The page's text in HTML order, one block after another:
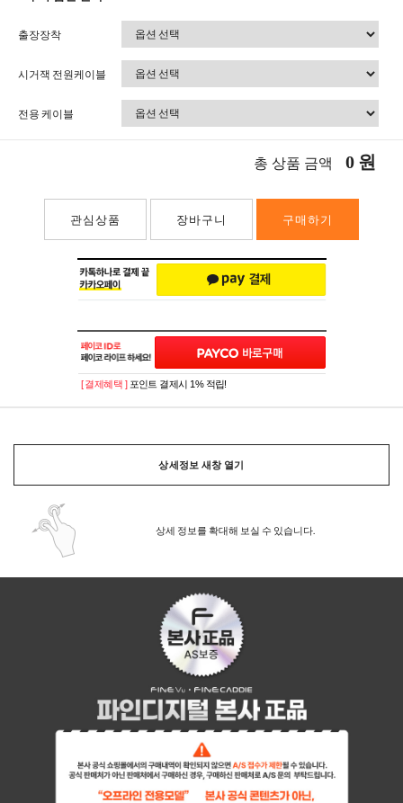
출장장착
시거잭 전원케이블
전용 케이블
총 상품 금액 0 원
관심상품 장바구니 구매하기
PAYCO 바로구매
[ 결제혜택 ] 포인트 결제시 1% 적립!
상세정보 새창 열기
상세 정보를 확대해 보실 수 있습니다.